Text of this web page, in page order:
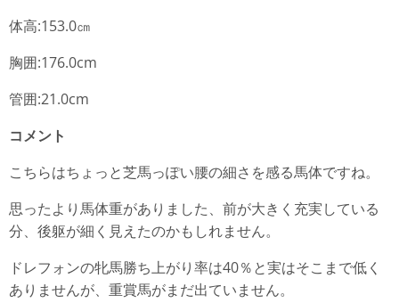
体高:153.0㎝
胸囲:176.0cm
管囲:21.0cm
コメント
こちらはちょっと芝馬っぽい腰の細さを感る馬体ですね。
思ったより馬体重がありました、前が大きく充実している
分、後躯が細く見えたのかもしれません。
ドレフォンの牝馬勝ち上がり率は40％と実はそこまで低く
ありませんが、重賞馬がまだ出ていません。